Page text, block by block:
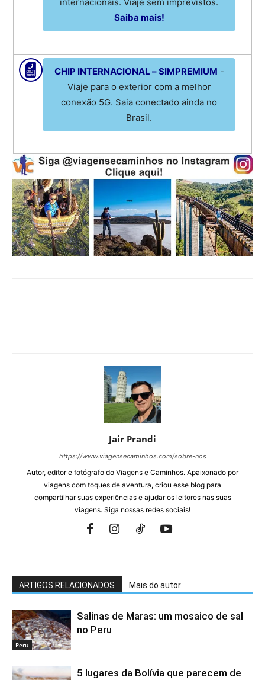
internacionais. Viaje sem imprevistos.
Saiba mais!
CHIP INTERNACIONAL – SIMPREMIUM -
Viaje para o exterior com a melhor
conexão 5G. Saia conectado ainda no
Brasil.
Jair Prandi
https://www.viagensecaminhos.com/sobre-nos
Autor, editor e fotógrafo do Viagens e Caminhos. Apaixonado por
viagens com toques de aventura, criou esse blog para
compartilhar suas experiências e ajudar os leitores nas suas
viagens. Siga nossas redes sociais!
ARTIGOS RELACIONADOS Mais do autor
Peru
Salinas de Maras: um mosaico de sal
no Peru
5 lugares da Bolívia que parecem de